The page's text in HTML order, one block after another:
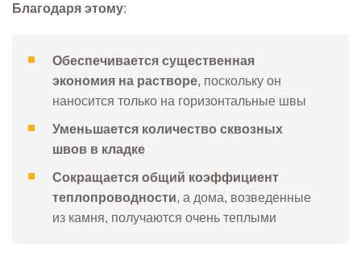
Благодаря этому:
Обеспечивается существенная
экономия на растворе, поскольку он
наносится только на горизонтальные швы
Уменьшается количество сквозных
швов в кладке
Сокращается общий коэффициент
теплопроводности, а дома, возведенные
из камня, получаются очень теплыми